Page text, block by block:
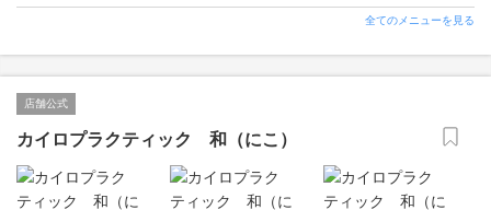
全てのメニューを見る
店舗公式
カイロプラクティック 和（にこ）